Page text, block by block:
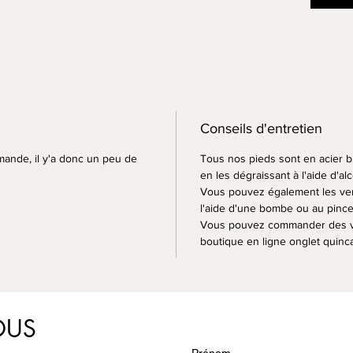
il y'a donc un peu de
Conseils d'entretien
Tous nos pieds sont en acier
en les dégraissant à l'aide
Vous pouvez également les
l'aide d'une bombe ou au
Vous pouvez commander des
boutique en ligne onglet